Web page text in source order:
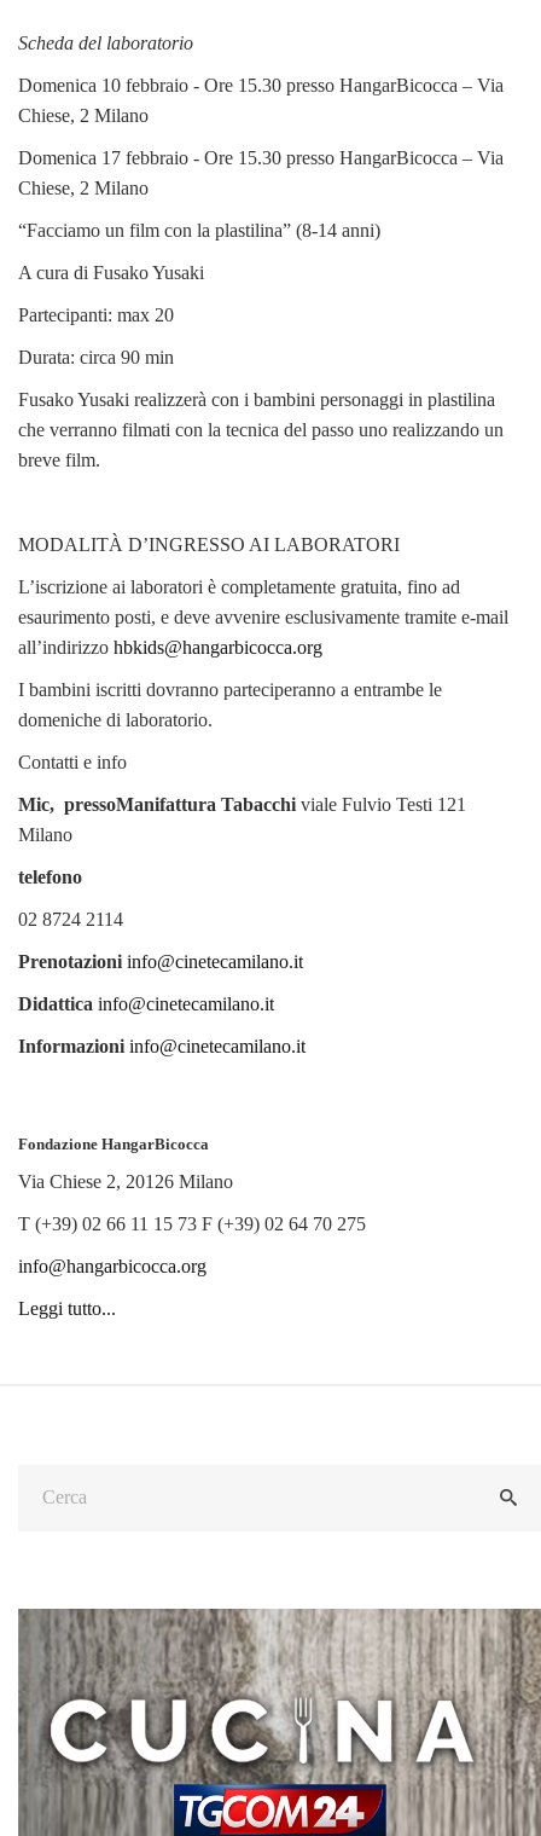
Scheda del laboratorio
Domenica 10 febbraio - Ore 15.30 presso HangarBicocca – Via
Chiese, 2 Milano
Domenica 17 febbraio - Ore 15.30 presso HangarBicocca – Via
Chiese, 2 Milano
“Facciamo un film con la plastilina” (8-14 anni)
A cura di Fusako Yusaki
Partecipanti: max 20
Durata: circa 90 min
Fusako Yusaki realizzerà con i bambini personaggi in plastilina
che verranno filmati con la tecnica del passo uno realizzando un
breve film.
MODALITÀ D’INGRESSO AI LABORATORI
L’iscrizione ai laboratori è completamente gratuita, fino ad
esaurimento posti, e deve avvenire esclusivamente tramite e-mail
all’indirizzo hbkids@hangarbicocca.org
I bambini iscritti dovranno parteciperanno a entrambe le
domeniche di laboratorio.
Contatti e info
Mic, pressoManifattura Tabacchi viale Fulvio Testi 121
Milano
telefono
02 8724 2114
Prenotazioni info@cinetecamilano.it
Didattica info@cinetecamilano.it
Informazioni info@cinetecamilano.it
Fondazione HangarBicocca
Via Chiese 2, 20126 Milano
T (+39) 02 66 11 15 73 F (+39) 02 64 70 275
info@hangarbicocca.org
Leggi tutto...